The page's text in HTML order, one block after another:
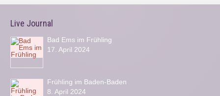
Live Journal
Bad Ems im Frühling
17. April 2024
Frühling im Baden-Baden
8. April 2024